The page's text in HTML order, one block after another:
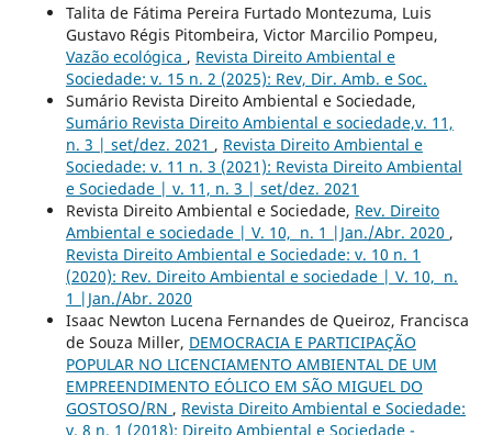
Talita de Fátima Pereira Furtado Montezuma, Luis
Gustavo Régis Pitombeira, Victor Marcilio Pompeu,
Vazão ecológica , Revista Direito Ambiental e
Sociedade: v. 15 n. 2 (2025): Rev, Dir. Amb. e Soc.
Sumário Revista Direito Ambiental e Sociedade,
Sumário Revista Direito Ambiental e sociedade,v. 11,
n. 3 | set/dez. 2021 , Revista Direito Ambiental e
Sociedade: v. 11 n. 3 (2021): Revista Direito Ambiental
e Sociedade | v. 11, n. 3 | set/dez. 2021
Revista Direito Ambiental e Sociedade, Rev. Direito
Ambiental e sociedade | V. 10, n. 1 |Jan./Abr. 2020 ,
Revista Direito Ambiental e Sociedade: v. 10 n. 1
(2020): Rev. Direito Ambiental e sociedade | V. 10, n.
1 |Jan./Abr. 2020
Isaac Newton Lucena Fernandes de Queiroz, Francisca
de Souza Miller, DEMOCRACIA E PARTICIPAÇÃO
POPULAR NO LICENCIAMENTO AMBIENTAL DE UM
EMPREENDIMENTO EÓLICO EM SÃO MIGUEL DO
GOSTOSO/RN , Revista Direito Ambiental e Sociedade:
v. 8 n. 1 (2018): Direito Ambiental e Sociedade -